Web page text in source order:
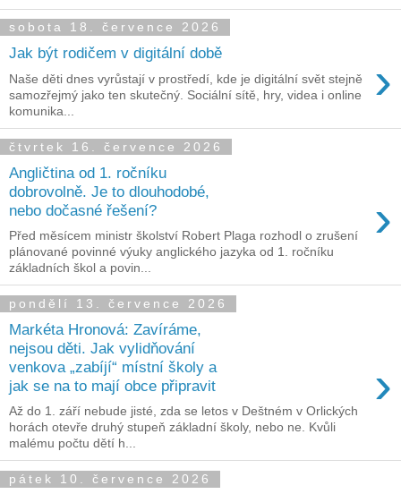
sobota 18. července 2026
Jak být rodičem v digitální době ›
Naše děti dnes vyrůstají v prostředí, kde je digitální svět stejně
samozřejmý jako ten skutečný. Sociální sítě, hry, videa i online
komunika...
čtvrtek 16. července 2026
Angličtina od 1. ročníku
dobrovolně. Je to dlouhodobé,
nebo dočasné řešení?
›
Před měsícem ministr školství Robert Plaga rozhodl o zrušení
plánované povinné výuky anglického jazyka od 1. ročníku
základních škol a povin...
pondělí 13. července 2026
Markéta Hronová: Zavíráme,
nejsou děti. Jak vylidňování
venkova „zabíjí“ místní školy a
jak se na to mají obce připravit
›
Až do 1. září nebude jisté, zda se letos v Deštném v Orlických
horách otevře druhý stupeň základní školy, nebo ne. Kvůli
malému počtu dětí h...
pátek 10. července 2026